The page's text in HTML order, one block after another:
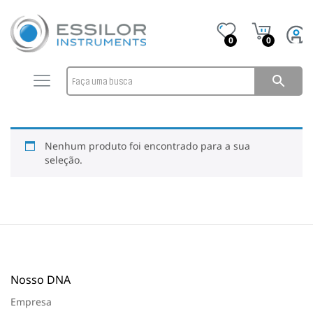
0 0
Nenhum produto foi encontrado para a sua
seleção.
Nosso DNA
Empresa